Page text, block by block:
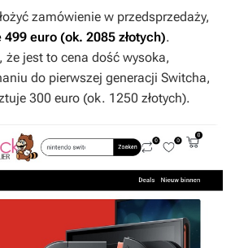
zamówienie w przedsprzedaży,
499 euro (ok. 2085 złotych).
że jest to cena dość wysoka,
do pierwszej generacji Switcha,
300 euro (ok. 1250 złotych).